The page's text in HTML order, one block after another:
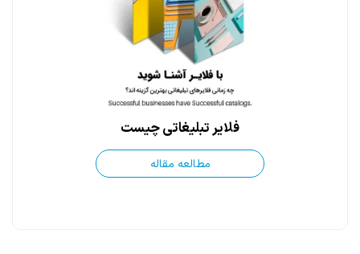
فلایر تبلیغاتی چیست
مطالعه مقاله